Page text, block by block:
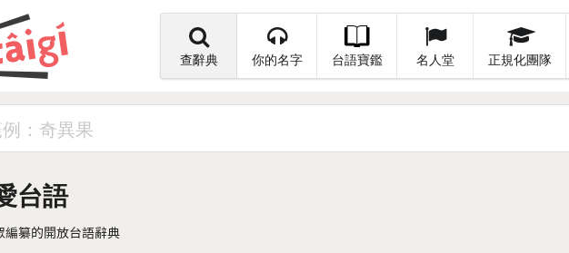
查辭典 你的名字 台語寶鑑 名人堂 正規化團隊
台語
編纂的開放台語辭典